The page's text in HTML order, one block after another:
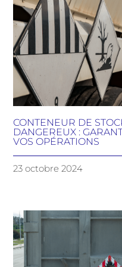
CONTENEUR DE
DANGEREUX :
VOS OPÉRATIONS
23 octobre 2024